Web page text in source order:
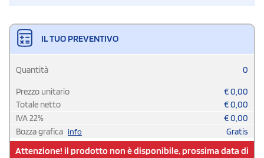
IL TUO PREVENTIVO
Quantità 0
Prezzo unitario €0,00
Totale netto
€0,00
IVA22% €0,00
Bozza grafica info Gratis
Attenzione! il prodotto non è disponibile, prossima data di